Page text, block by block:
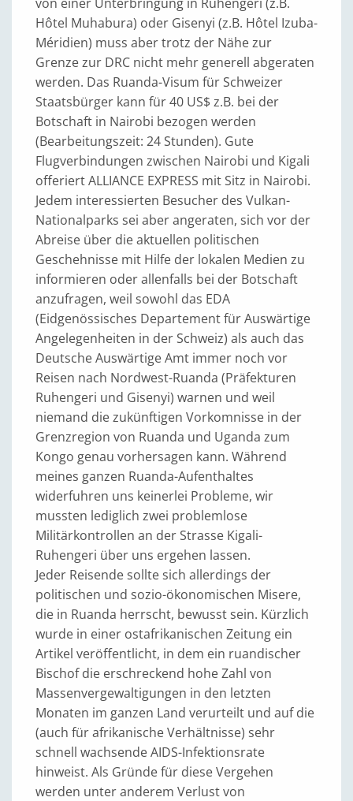
Hôtel Muhabura) oder Gisenyi (z.B. Hôtel Izuba-
Méridien) muss aber trotz der Nähe zur
Grenze zur DRC nicht mehr generell abgeraten
werden. Das Ruanda-Visum für Schweizer
Staatsbürger kann für 40 US$ z.B. bei der
Botschaft in Nairobi bezogen werden
(Bearbeitungszeit: 24 Stunden). Gute
Flugverbindungen zwischen Nairobi und Kigali
offeriert ALLIANCE EXPRESS mit Sitz in Nairobi.
Jedem interessierten Besucher des Vulkan-
Nationalparks sei aber angeraten, sich vor der
Abreise über die aktuellen politischen
Geschehnisse mit Hilfe der lokalen Medien zu
informieren oder allenfalls bei der Botschaft
anzufragen, weil sowohl das EDA
(Eidgenössisches Departement für Auswärtige
Angelegenheiten in der Schweiz) als auch das
Deutsche Auswärtige Amt immer noch vor
Reisen nach Nordwest-Ruanda (Präfekturen
Ruhengeri und Gisenyi) warnen und weil
niemand die zukünftigen Vorkomnisse in der
Grenzregion von Ruanda und Uganda zum
Kongo genau vorhersagen kann. Während
meines ganzen Ruanda-Aufenthaltes
widerfuhren uns keinerlei Probleme, wir
mussten lediglich zwei problemlose
Militärkontrollen an der Strasse Kigali-
Ruhengeri über uns ergehen lassen.
Jeder Reisende sollte sich allerdings der
politischen und sozio-ökonomischen Misere,
die in Ruanda herrscht, bewusst sein. Kürzlich
wurde in einer ostafrikanischen Zeitung ein
Artikel veröffentlicht, in dem ein ruandischer
Bischof die erschreckend hohe Zahl von
Massenvergewaltigungen in den letzten
Monaten im ganzen Land verurteilt und auf die
(auch für afrikanische Verhältnisse) sehr
schnell wachsende AIDS-Infektionsrate
hinweist. Als Gründe für diese Vergehen
werden unter anderem Verlust von